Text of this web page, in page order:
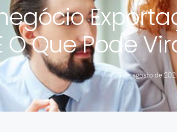
O Que Pode
25 de agosto de